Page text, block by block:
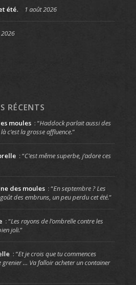
été. 1 août 2026
RÉCENTS
moules : “Haddock parlait aussi des
c’est la grosse affluence.”
: “C’est même superbe, j’adore ces
des moules : “En septembre ? Les
des embruns, un peu perdu cet été.”
: “Les rayons de l’ombrelle contre les
joli.”
: “Et je crois que tu commences
grenier … Va falloir acheter un container